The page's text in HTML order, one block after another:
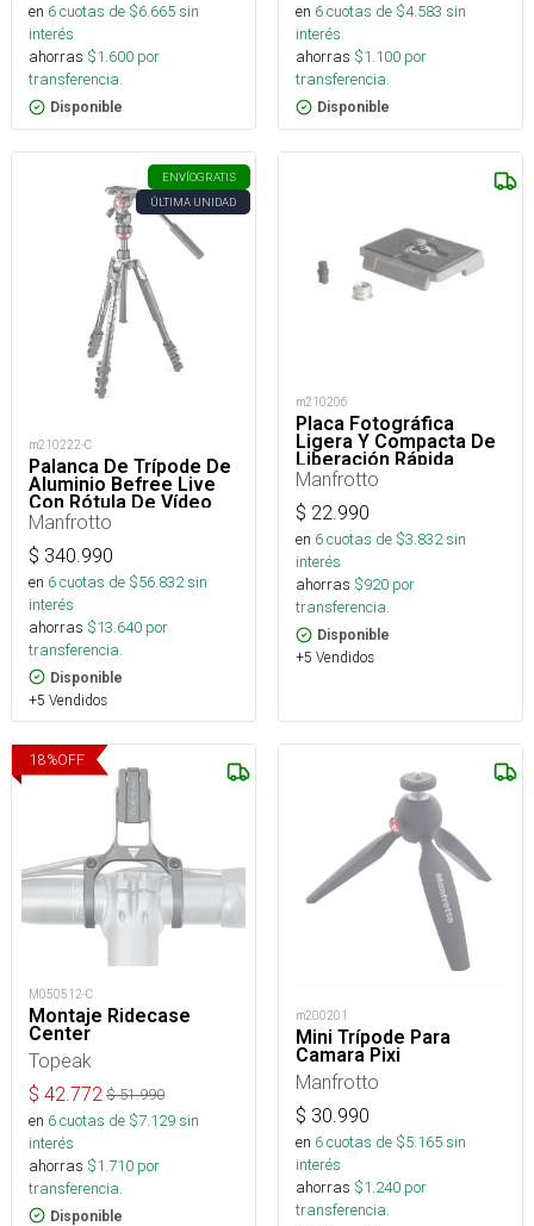
en 6cuotas de $6.665sin
interés
ahorras $1.600 por
transferencia.
Disponible
en 6cuotas de $4.583 sin
interés
ahorras $1.100 por
transferencia.
Disponible
ENVÍOGRATIS
ÚLTIMA UNIDAD
m210222-C
Palanca De Trípode De
Aluminio Befree Live
Con Rótula De Vídeo
Manfrotto
$ 340.990
en 6cuotas de $56.832sin
interés
ahorras $13.640 por
transferencia.
Disponible
+5 Vendidos
m210206
Placa Fotográfica
Ligera Y Compacta De
Liberación Rápida
Manfrotto
$ 22.990
en 6cuotas de $3.832sin
interés
ahorras $920 por
transferencia.
Disponible
+5 Vendidos
18%OFF
M050512-C
Montaje Ridecase
Center
Topeak
$ 42.772 $51.990
en 6cuotas de $7.129sin
interés
ahorras $1.710 por
transferencia.
Disponible
m200201
Mini Trípode Para
Camara Pixi
Manfrotto
$ 30.990
en 6cuotas de $5.165sin
interés
ahorras $1.240 por
transferencia.